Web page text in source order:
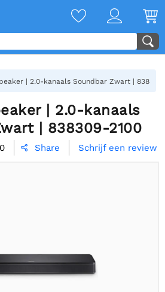
| 2.0-kanaals Soundbar Zwart |
| 2.0-kanaals
| 838309-2100
 Share Schrijf een review